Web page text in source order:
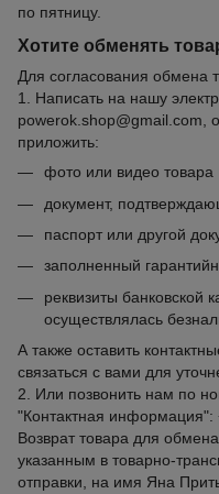
по пятницу.
Хотите обменять
Для согласования обмена
1. Написать на нашу
powerok.shop@gmail.com,
приложить:
фото или видео товара
документ,
паспорт или другой
заполненный
реквизиты банковской
осуществлялась
А также оставить
связаться с вами для
2. Или позвонить нам по
"Контактная информация":
Возврат товара для
указанным в товарно-
отправки, на имя Яна